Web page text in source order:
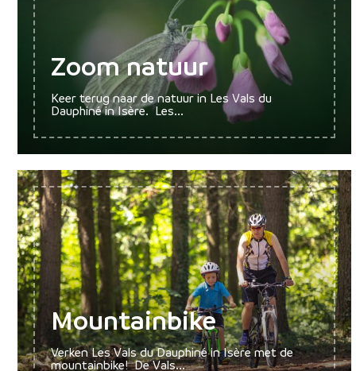
Zoom natuur
Keer terug naar de natuur in Les Vals du
Dauphiné in Isère. Les...
Mountainbike
Verken Les Vals du Dauphiné in Isère met de
mountainbike! De Vals...